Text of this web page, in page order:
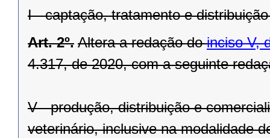
I - captação, tratamento e
Art. 2º. Altera a redação doinciso V,
4.317, de 2020, com a seguinte
V - produção, distribuição e
veterinário, inclusive na modalidade